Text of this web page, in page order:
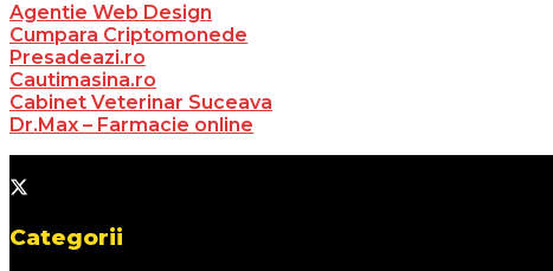
Agentie Web Design
Cumpara Criptomonede
Presadeazi.ro
Cautimasina.ro
Cabinet Veterinar Suceava
Dr.Max – Farmacie online
Categorii